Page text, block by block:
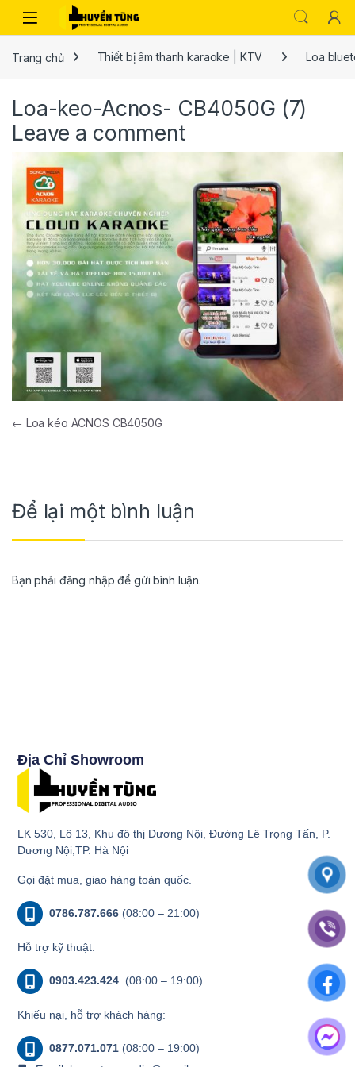
Trang chủ Thiết bị âm thanh karaoke | KTV Loa
Loa-keo-Acnos- CB4050G (7)
Leave a comment
← Loa kéo ACNOS CB4050G
Để lại một bình luận
Bạn phải đăng nhập để gửi bình luận.
Địa Chỉ Showroom
LK 530, Lô 13, Khu đô thị Dương Nội, Đường Lê Trọng Tấn, P.
Dương Nội,TP. Hà Nội
Gọi đặt mua, giao hàng toàn quốc.
0786.787.666 (08:00 – 21:00)
Hỗ trợ kỹ thuật:
0903.423.424 (08:00 – 19:00)
Khiếu nại, hỗ trợ khách hàng:
0877.071.071 (08:00 – 19:00)